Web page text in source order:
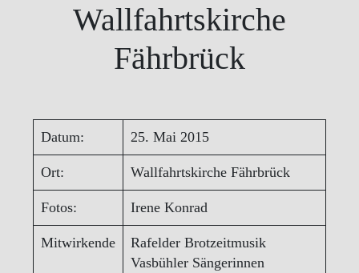
Wallfahrtskirche
Fährbrück
Datum: 25. Mai 2015
Ort: Wallfahrtskirche Fährbrück
Fotos: Irene Konrad
Mitwirkende
Rafelder Brotzeitmusik
Vasbühler Sängerinnen